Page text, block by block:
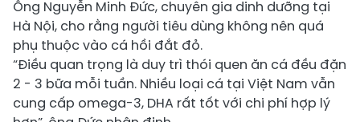
Ông Nguyễn Minh Đức, chuyên gia dinh dưỡng tại
Hà Nội, cho rằng người tiêu dùng không nên quá
phụ thuộc vào cá hồi đắt đỏ.
“Điều quan trọng là duy trì thói quen ăn cá đều đặn
2 - 3 bữa mỗi tuần. Nhiều loại cá tại Việt Nam vẫn
cung cấp omega-3, DHA rất tốt với chi phí hợp lý